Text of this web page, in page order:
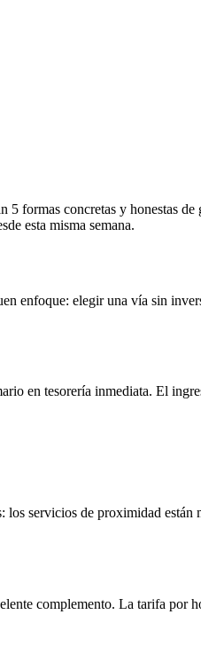
formas concretas y honestas
esta misma semana.
enfoque: elegir una vía sin
en tesorería inmediata. El
servicios de proximidad
complemento. La tarifa por